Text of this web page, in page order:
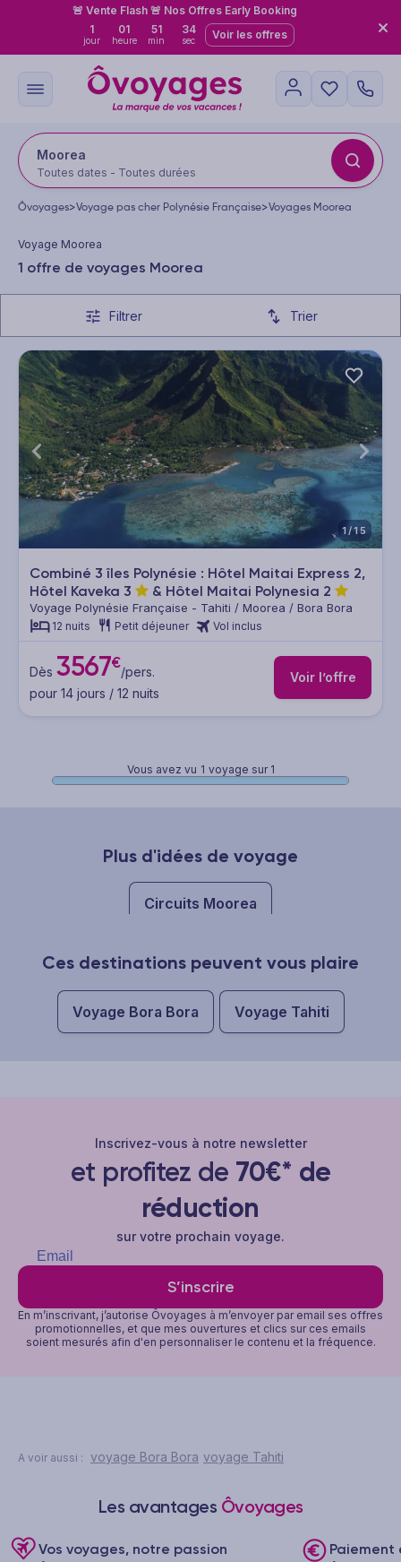
🚨 Vente Flash 🚨 Nos Offres Early Booking
1
jour
01
heure
51
min
34
sec Voir les offres
Moorea
Toutes dates - Toutes durées
Ôvoyages>Voyage pas cher Polynésie Française>Voyages Moorea
Voyage Moorea
1 offre de voyages Moorea
Filtrer Trier
1/15
Combiné 3 îles Polynésie : Hôtel Maitai Express 2,
Hôtel Kaveka 3 & Hôtel Maitai Polynesia 2
Voyage Polynésie Française - Tahiti / Moorea / Bora Bora
12 nuits Petit déjeuner Vol inclus
Dès 3567€/pers.
pour 14 jours / 12 nuits
Voir l’offre
Vous avez vu 1 voyage sur 1
Plus d'idées de voyage
Circuits Moorea
Ces destinations peuvent vous plaire
Voyage Bora Bora Voyage Tahiti
Inscrivez-vous à notre newsletter
et profitez de 70€* de
réduction
sur votre prochain voyage.
S’inscrire
En m’inscrivant, j’autorise Ôvoyages à m’envoyer par email ses offres
promotionnelles, et que mes ouvertures et clics sur ces emails
soient mesurés afin d'en personnaliser le contenu et la fréquence.
A voir aussi : voyage Bora Bora voyage Tahiti
Les avantages Ôvoyages
Vos voyages, notre passion Paiement